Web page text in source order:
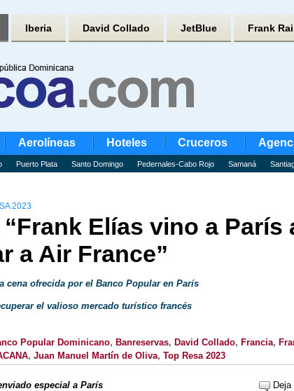
Iberia David Collado JetBlue Frank
Aerolíneas Hoteles Cruceros
Puerto Plata Santo Domingo Pedernales-Cabo Rojo Samaná
2023
Elías vino a París
a Air France”
cena ofrecida por el Banco Popular en París
el valioso mercado turístico francés
Popular Dominicano, Banreservas, David Collado, Francia,
, Juan Manuel Martín de Oliva, Top Resa 2023
especial a París Deja